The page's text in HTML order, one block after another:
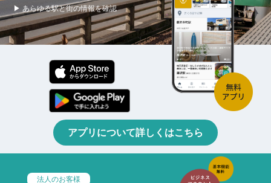
▶ あらゆる駅と街の情報を確認
アプリについて詳しくはこちら
法人のお客様